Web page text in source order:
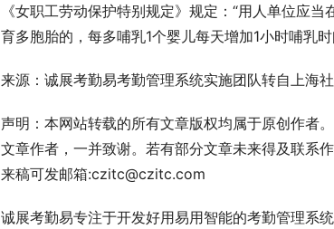
《女职工劳动保护特别规定》规定：“用人单位应
育多胞胎的，每多哺乳1个婴儿每天增加1小时哺乳时
来源：诚展考勤易考勤管理系统实施团队转自上海社
声明：本网站转载的所有文章版权均属于原创作者
文章作者，一并致谢。若有部分文章未来得及联系
来稿可发邮箱:czitc@czitc.com
诚展考勤易专注于开发好用易用智能的考勤管理系